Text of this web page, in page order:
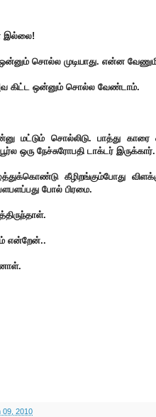
இல்லை!
சொல்ல முடியாது. என்ன
அவ கிட்ட ஒன்னும் சொல்ல வேண்டாம்.
மட்டும் சொல்லிடு. பாத்து
ஒரு நேச்சுரோபதி டாக்டர்
கீழிறங்கும்போது
போல் பிரமை.
என்றேன்..
09, 2010